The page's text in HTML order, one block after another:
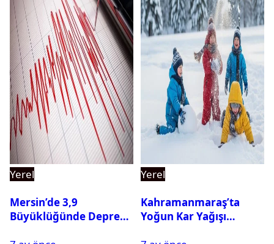
Yerel
Mersin’de 3,9
Büyüklüğünde Deprem
Yerel
Kahramanmaraş’ta
Yoğun Kar Yağışı